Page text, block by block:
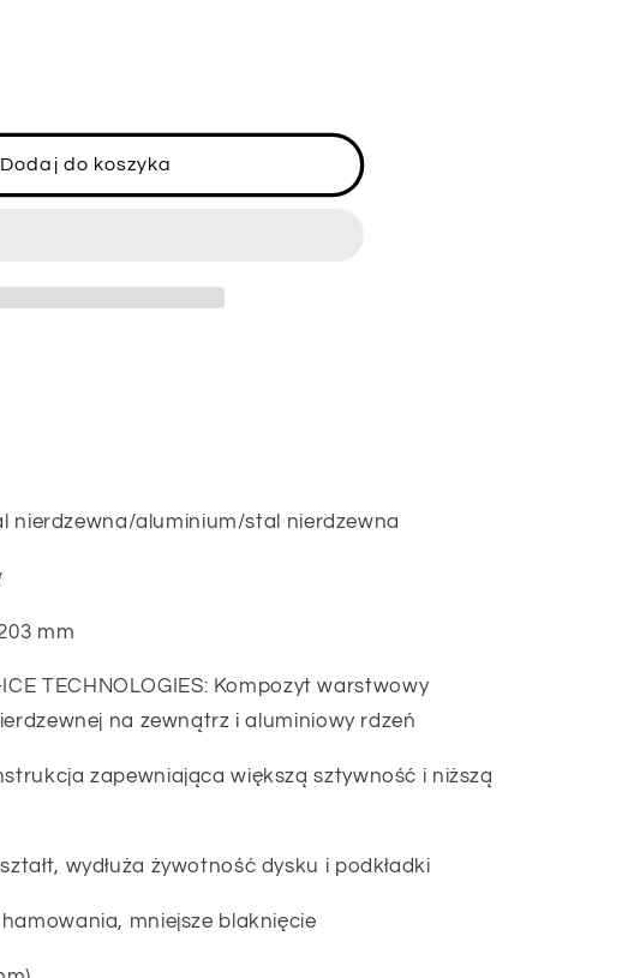
Dodaj do koszyka
nierdzewna/aluminium/stal nierdzewna
mm
TECHNOLOGIES: Kompozyt warstwowy
na zewnątrz i aluminiowy rdzeń
zapewniająca większą sztywność i niższą
wydłuża żywotność dysku i podkładki
mniejsze blaknięcie